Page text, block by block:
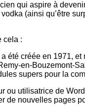
qui aspire à
(ainsi qu’être
cela :
été créée en 1971,
en-Bouzemont-
supers pour la
ou utilisatrice de
de nouvelles pages